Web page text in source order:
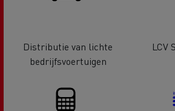
Distributie van lichte
bedrijfsvoertuigen
LCV